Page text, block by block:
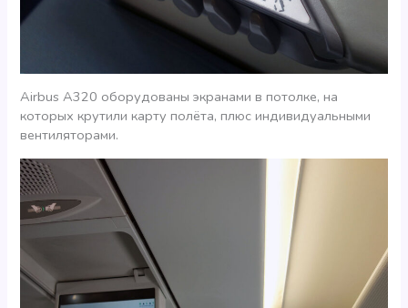
Airbus A320 оборудованы экранами в потолке, на
которых крутили карту полёта, плюс индивидуальными
вентиляторами.